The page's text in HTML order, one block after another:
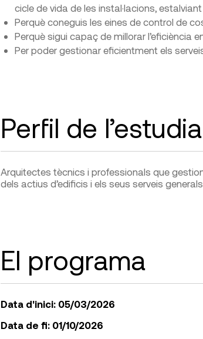
cicle de vida de les instal·lacions,
Perquè coneguis les eines de control de
Perquè sigui capaç de millorar l’eficiència
Per poder gestionar eficientment els
Perfil de
Arquitectes tècnics i professionals que
dels actius d’edificis i els seus serveis generals.
El programa
Data d'inici: 05/03/2026
Data de fi: 01/10/2026